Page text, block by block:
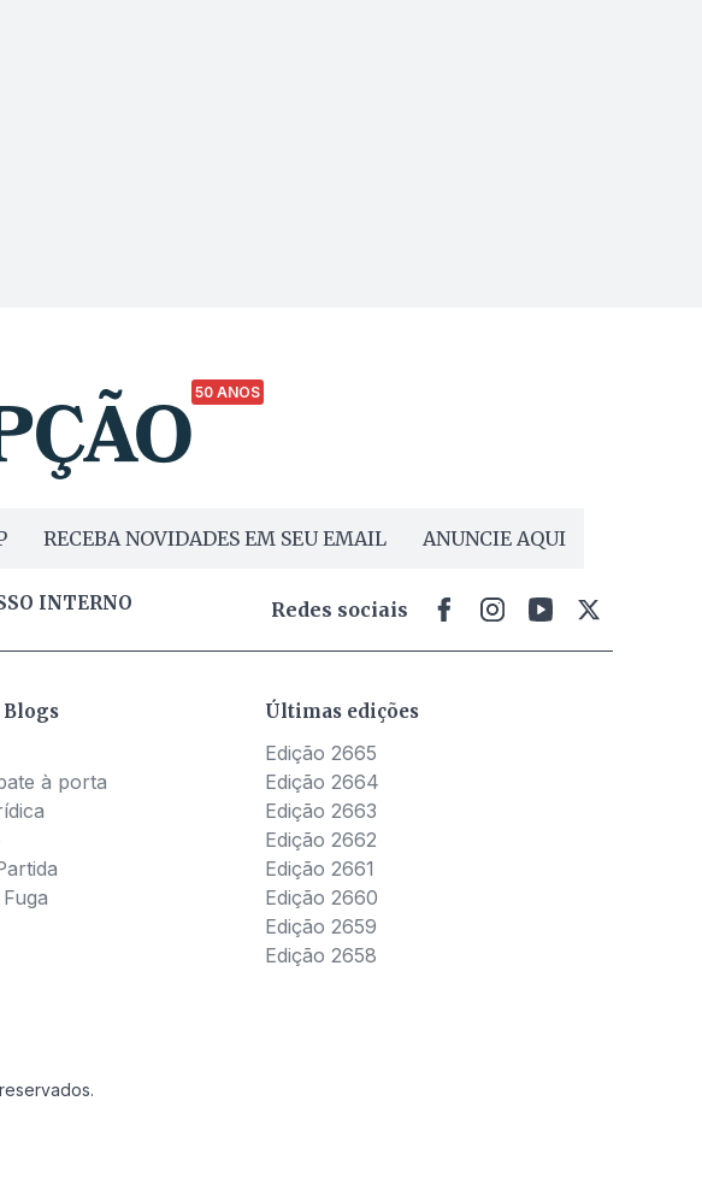
50 ANOS
RECEBA NOVIDADES EM SEU EMAIL ANUNCIE AQUI
INTERNO Redes sociais
Blogs
à porta
Últimas edições
Edição 2665
Edição 2664
Edição 2663
Edição 2662
Edição 2661
Edição 2660
Edição 2659
Edição 2658